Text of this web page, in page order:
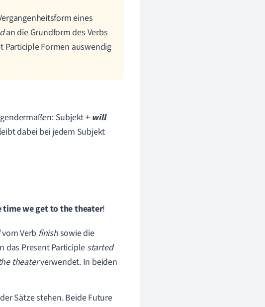
eines
an die Grundform des Verbs
Participle Formen auswendig
Subjekt + will
dabei bei jedem Subjekt
time we get to the theater!
vom Verb finishsowie die
das Present Participlestarted
theaterverwendet. In beiden
Sätze stehen. Beide Future